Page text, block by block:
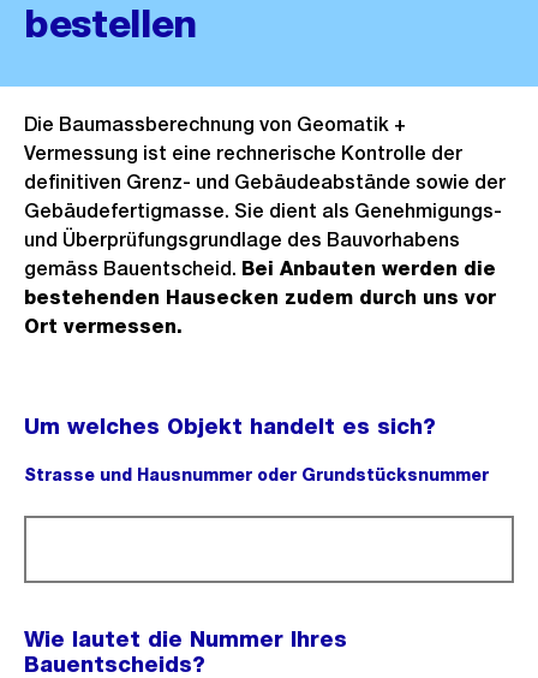
bestellen
Die Baumassberechnung von Geomatik +
Vermessung ist eine rechnerische Kontrolle der
definitiven Grenz- und Gebäudeabstände sowie der
Gebäudefertigmasse. Sie dient als Genehmigungs-
und Überprüfungsgrundlage des Bauvorhabens
gemäss Bauentscheid. Bei Anbauten werden die
bestehenden Hausecken zudem durch uns vor
Ort vermessen.
Um welches Objekt handelt es sich?
Strasse und Hausnummer oder Grundstücksnummer
Wie lautet die Nummer Ihres
Bauentscheids?